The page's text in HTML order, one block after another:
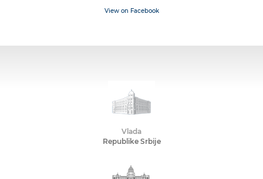
View on Facebook
Vlada
Republike Srbije